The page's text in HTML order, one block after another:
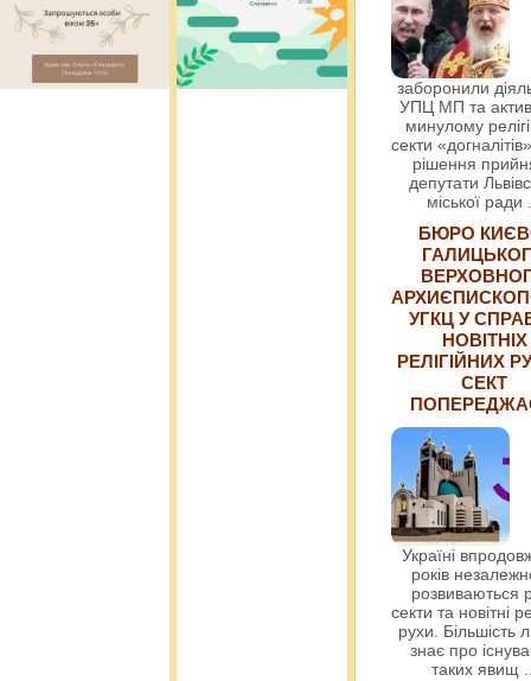
заборонили
УПЦ МП та
минулому
секти
рішення
депутати
міської ради
БЮРО
УГКЦ У
НОВІТНІХ
РЕЛІГІЙНИХ
СЕКТ
Україні
років
розвиваються
секти та новітні
рухи. Більшість
знає про
таких явищ